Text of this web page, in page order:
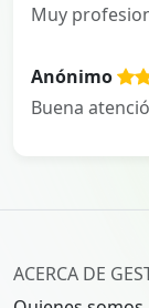
Muy
Anónimo
Buena
ACERCA DE